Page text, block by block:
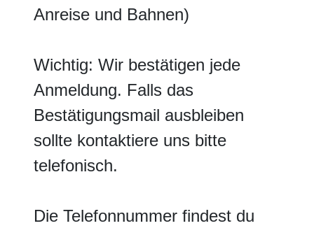
Anreise und Bahnen)
Wichtig: Wir bestätigen jede
Anmeldung. Falls das
Bestätigungsmail ausbleiben
sollte kontaktiere uns bitte
telefonisch.
Die Telefonnummer findest du